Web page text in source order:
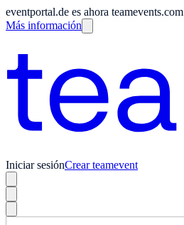
eventportal.de es ahora teamevents.com
Más información
Iniciar sesiónCrear teamevent